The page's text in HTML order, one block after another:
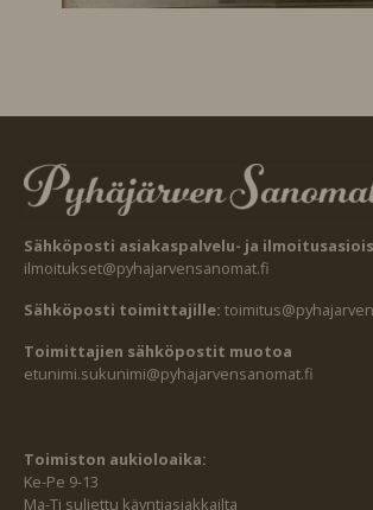
Sähköposti asiakaspalvelu- ja
ilmoitukset@pyhajarvensanomat.fi
Sähköposti toimittajille:
Toimittajien sähköpostit muotoa
etunimi.sukunimi@pyhajarvensanomat.fi
Toimiston aukioloaika:
Ke-Pe 9-13
Ma-Ti suljettu käyntiasiakkailta